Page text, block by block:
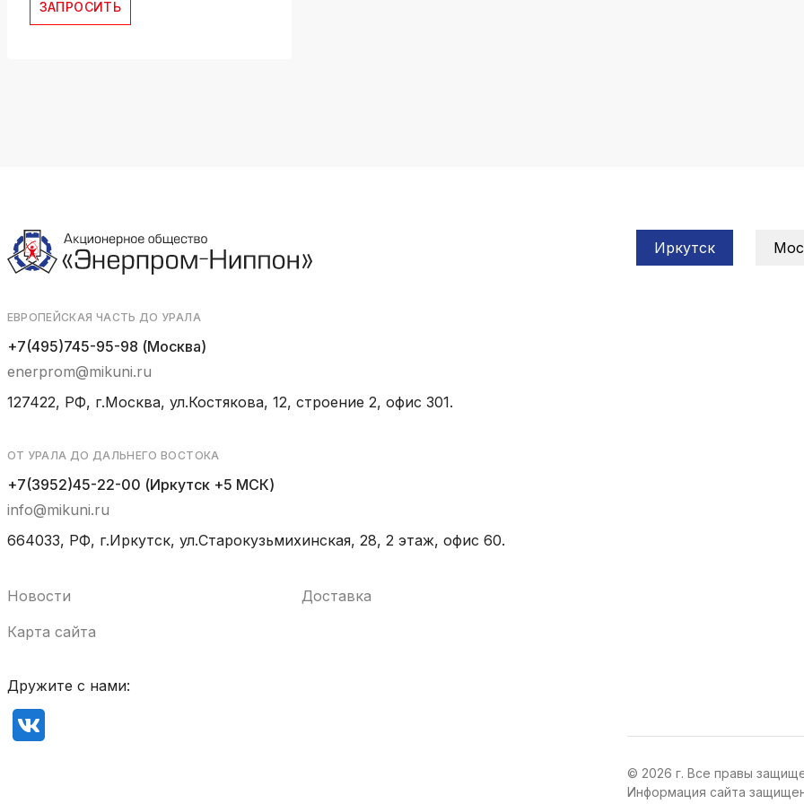
ЗАПРОСИТЬ
ЕВРОПЕЙСКАЯ ЧАСТЬ ДО УРАЛА
+7(495)745-95-98 (Москва)
enerprom@mikuni.ru
127422, РФ, г.Москва, ул.Костякова, 12, строение 2, офис 301.
ОТ УРАЛА ДО ДАЛЬНЕГО ВОСТОКА
+7(3952)45-22-00 (Иркутск +5 МСК)
info@mikuni.ru
664033, РФ, г.Иркутск, ул.Старокузьмихинская, 28, 2 этаж, офис 60.
Новости
Доставка
Карта сайта
Дружите с нами:
Иркутск
© 2026 г. Все правы
Информация сайта